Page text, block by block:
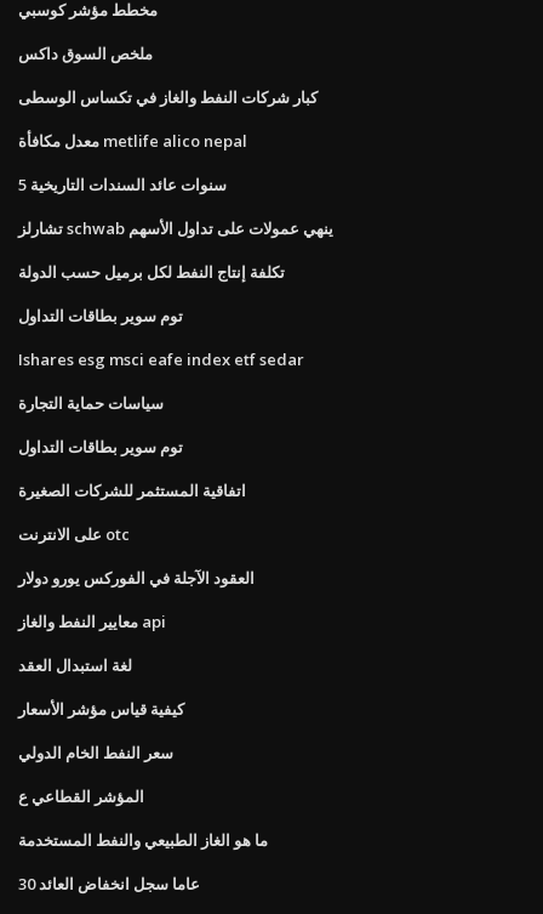
مخطط مؤشر كوسبي
ملخص السوق داكس
كبار شركات النفط والغاز في تكساس الوسطى
معدل مكافأة metlife alico nepal
5 سنوات عائد السندات التاريخية
تشارلز schwab ينهي عمولات على تداول الأسهم
تكلفة إنتاج النفط لكل برميل حسب الدولة
توم سوير بطاقات التداول
Ishares esg msci eafe index etf sedar
سياسات حماية التجارة
توم سوير بطاقات التداول
اتفاقية المستثمر للشركات الصغيرة
على الانترنت otc
العقود الآجلة في الفوركس يورو دولار
معايير النفط والغاز api
لغة استبدال العقد
كيفية قياس مؤشر الأسعار
سعر النفط الخام الدولي
المؤشر القطاعي ع
ما هو الغاز الطبيعي والنفط المستخدمة
30 عاما سجل انخفاض العائد